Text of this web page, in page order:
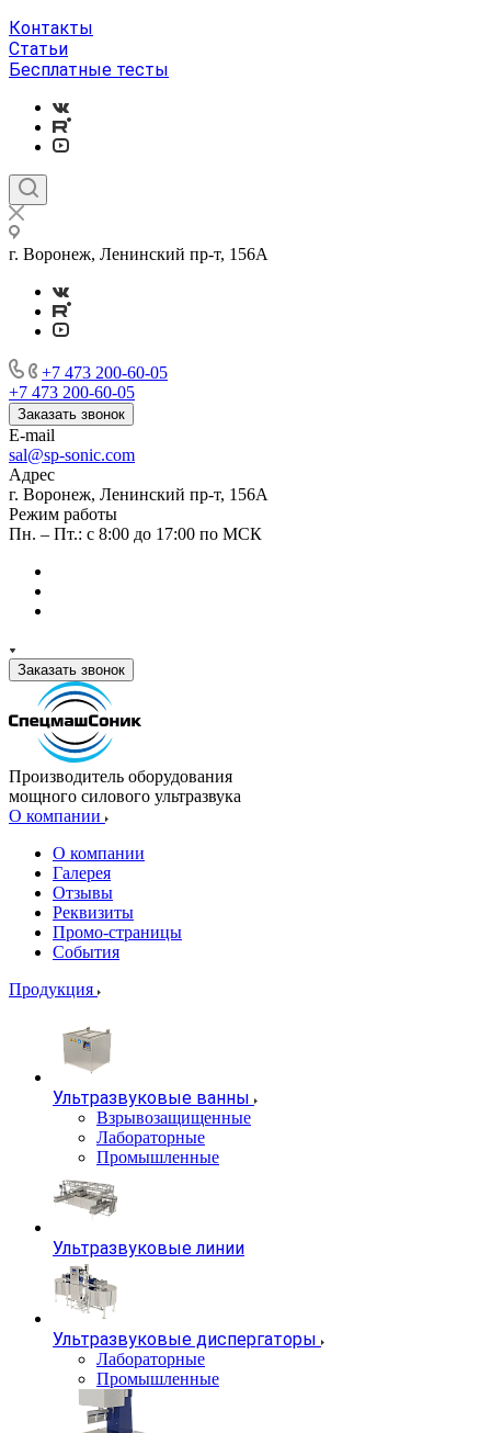
Контакты
Статьи
Бесплатные тесты
г. Воронеж, Ленинский пр-т, 156А
+7 473 200-60-05
+7 473 200-60-05
Заказать звонок
E-mail
sal@sp-sonic.com
Адрес
г. Воронеж, Ленинский пр-т, 156А
Режим работы
Пн. – Пт.: с 8:00 до 17:00 по МСК
Заказать звонок
Производитель оборудования
мощного силового ультразвука
О компании
О компании
Галерея
Отзывы
Реквизиты
Промо-страницы
События
Продукция
Ультразвуковые ванны
Взрывозащищенные
Лабораторные
Промышленные
Ультразвуковые линии
Ультразвуковые диспергаторы
Лабораторные
Промышленные